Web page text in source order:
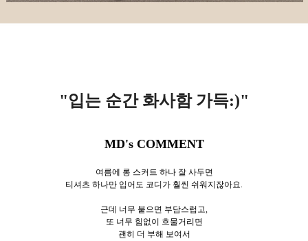
"입는 순간 화사함 가득:)"
MD's COMMENT
여름에 롱 스커트 하나 잘 사두면
티셔츠 하나만 입어도 코디가 훨씬 쉬워지잖아요.
근데 너무 붙으면 부담스럽고,
또 너무 힘없이 흐물거리면
괜히 더 부해 보여서